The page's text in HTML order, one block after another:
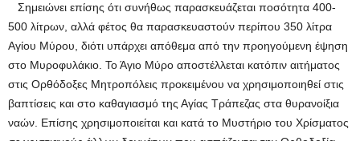
Σημειώνει επίσης ότι συνήθως παρασκευάζεται ποσότητα 400-
500 λίτρων, αλλά φέτος θα παρασκευαστούν περίπου 350 λίτρα
Αγίου Μύρου, διότι υπάρχει απόθεμα από την προηγούμενη έψηση
στο Μυροφυλάκιο. Το Άγιο Μύρο αποστέλλεται κατόπιν αιτήματος
στις Ορθόδοξες Μητροπόλεις προκειμένου να χρησιμοποιηθεί στις
βαπτίσεις και στο καθαγιασμό της Αγίας Τράπεζας στα θυρανοίξια
ναών. Επίσης χρησιμοποιείται και κατά το Μυστήριο του Χρίσματος